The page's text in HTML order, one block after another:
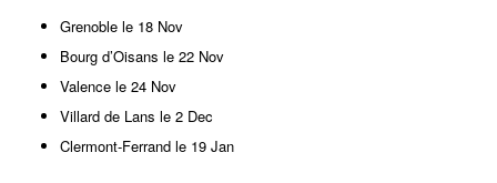
Grenoble le 18 Nov
Bourg d’Oisans le 22 Nov
Valence le 24 Nov
Villard de Lans le 2 Dec
Clermont-Ferrand le 19 Jan